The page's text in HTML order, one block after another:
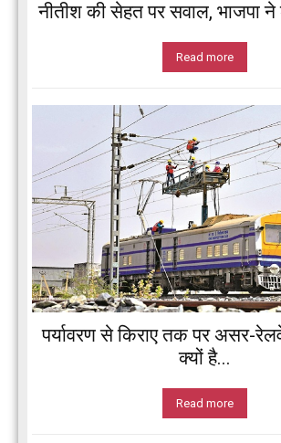
नीतीश की सेहत पर सवाल, भाजपा
Read more
पर्यावरण से किराए तक पर असर-
क्यों है...
Read more